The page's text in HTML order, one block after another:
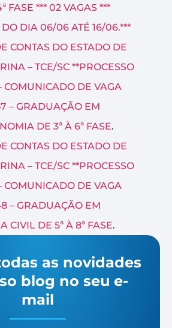
FASE *** 02 VAGAS ***
DO DIA 06/06 ATÉ 16/06.***
CONTAS DO ESTADO DE
– TCE/SC **PROCESSO
COMUNICADO DE VAGA
– GRADUAÇÃO EM
DE 3ª À 6ª FASE.
CONTAS DO ESTADO DE
– TCE/SC **PROCESSO
COMUNICADO DE VAGA
– GRADUAÇÃO EM
CIVIL DE 5ª À 8ª FASE.
as novidades
blog no seu e-
mail